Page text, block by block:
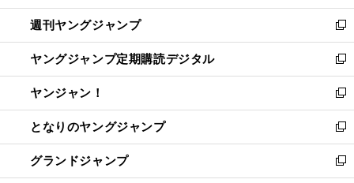
開
く
ウ
で
開
く
ン
ド
ウ
で
開
く
ウ
ィ
ン
ド
ウ
で
開
く
週刊ヤングジャンプ
新
し
い
ウ
ィ
ン
ド
ウ
で
開
ヤングジャンプ定期購読デジタル
新
し
い
ウ
ィ
ン
ド
ウ
ヤンジャン！
新
し
い
ウ
ィ
ン
となりのヤングジャンプ
新
し
い
ウ
グランドジャンプ
新